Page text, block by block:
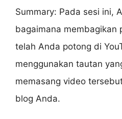
Summary: Pada sesi ini,
bagaimana membagikan
telah Anda potong di
menggunakan tautan
memasang video
blog Anda.